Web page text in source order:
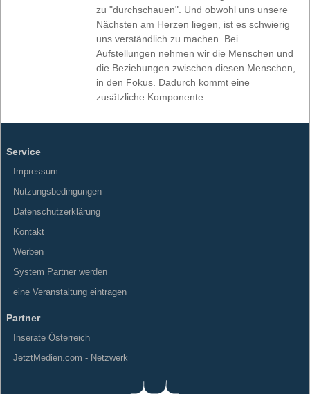
zu "durchschauen". Und obwohl uns unsere
Nächsten am Herzen liegen, ist es schwierig
uns verständlich zu machen. Bei
Aufstellungen nehmen wir die Menschen und
die Beziehungen zwischen diesen Menschen,
in den Fokus. Dadurch kommt eine
zusätzliche Komponente ...
Service
Impressum
Nutzungsbedingungen
Datenschutzerklärung
Kontakt
Werben
System Partner werden
eine Veranstaltung eintragen
Partner
Inserate Österreich
JetztMedien.com - Netzwerk